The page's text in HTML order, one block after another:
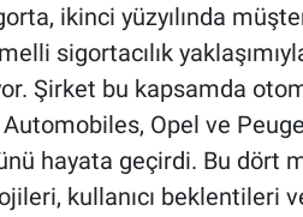
ikinci yüzyılında
sigortacılık
Şirket bu kapsamda
Automobiles, Opel ve
hayata geçirdi. Bu dört
kullanıcı beklentileri